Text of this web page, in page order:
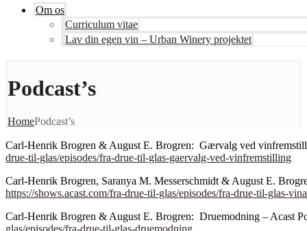
Om os
Curriculum vitae
Lav din egen vin – Urban Winery projektet
Podcast’s
HomePodcast’s
Carl-Henrik Brogren & August E. Brogren: Gærvalg ved
drue-til-glas/episodes/fra-drue-til-glas-gaervalg-ved-vinfremstilling
Carl-Henrik Brogren, Saranya M. Messerschmidt & August E.
https://shows.acast.com/fra-drue-til-glas/episodes/fra-drue-til-glas-
Carl-Henrik Brogren & August E. Brogren: Druemodning – Acast